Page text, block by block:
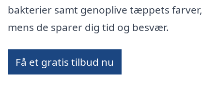
bakterier samt genoplive tæppets farver,
mens de sparer dig tid og besvær.
Få et gratis tilbud nu